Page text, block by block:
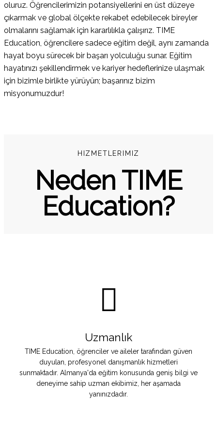
oluruz. Öğrencilerimizin potansiyellerini en üst düzeye
çıkarmak ve global ölçekte rekabet edebilecek bireyler
olmalarını sağlamak için kararlılıkla çalışırız. TIME
Education, öğrencilere sadece eğitim değil, aynı zamanda
hayat boyu sürecek bir başarı yolculuğu sunar. Eğitim
hayatınızı şekillendirmek ve kariyer hedeflerinize ulaşmak
için bizimle birlikte yürüyün; başarınız bizim
misyonumuzdur!
HIZMETLERIMIZ
Neden TIME
Education?
Uzmanlık
TIME Education, öğrenciler ve aileler tarafından güven
duyulan, profesyonel danışmanlık hizmetleri
sunmaktadır. Almanya'da eğitim konusunda geniş bilgi ve
deneyime sahip uzman ekibimiz, her aşamada
yanınızdadır.